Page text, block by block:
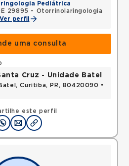
Pediátrica
29895 - Otorrinolaringologia
Ver perfil
uma consulta
este perfil
Cruz - Unidade Batel
Curitiba, PR, 80420090 •